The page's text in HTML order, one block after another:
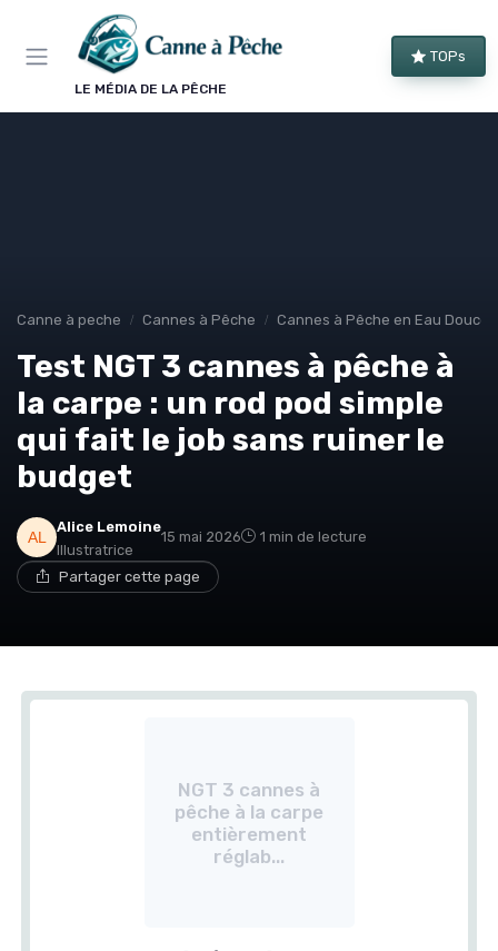
LE MÉDIA DE LA PÊCHE
TOPs
Canne à peche Cannes à Pêche Cannes à Pêche en Eau Douce
Test NGT 3 cannes à pêche à
la carpe : un rod pod simple
qui fait le job sans ruiner le
budget
Alice Lemoine
Illustratrice
15 mai 2026 1 min de lecture
Partager cette page
NGT 3 cannes à
pêche à la carpe
entièrement
réglab...
Panneau de gestion des cookies